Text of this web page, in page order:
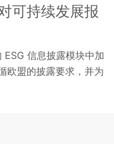
可持续发展报
信息披露模块中加
欧盟的披露要求，并为